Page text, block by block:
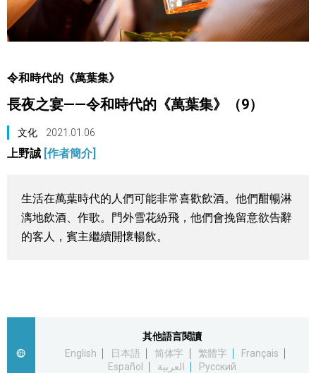
العربية
新聞
視覺日本
更多
令和時代的《萬葉集》
長夜之宴——令和時代的《萬葉集》（9）
文化 2021.01.06
上野誠 [作者簡介]
生活在萬葉時代的人們可能非常喜歡飲酒。他們酣暢淋
漓地飲酒、作歌。門外雪花紛飛，他們會挽留意欲告辭
的客人，賓主繼續開懷暢飲。
其他語言閱讀
English
日本語 简体字 繁體字
Français
Español
العربية Русский